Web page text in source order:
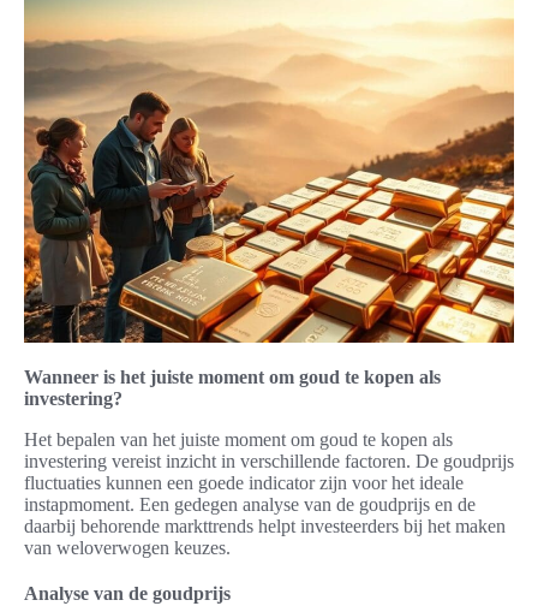
Wanneer is het juiste moment om goud te kopen als
investering?
Het bepalen van het juiste moment om goud te kopen als
investering vereist inzicht in verschillende factoren. De goudprijs
fluctuaties kunnen een goede indicator zijn voor het ideale
instapmoment. Een gedegen analyse van de goudprijs en de
daarbij behorende markttrends helpt investeerders bij het maken
van weloverwogen keuzes.
Analyse van de goudprijs